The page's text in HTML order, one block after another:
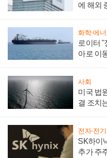
에 해외
화학·에너
로이터 "
아로 이
사회
미국 법
결 조치
전자·전
SK하이
추가 주